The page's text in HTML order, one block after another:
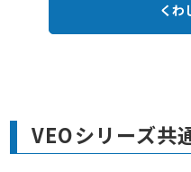
くわ
VEOシリーズ共